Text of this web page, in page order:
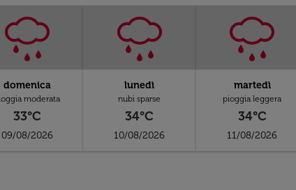
domenica
moderata
33°C
09/08/2026
lunedì
nubi sparse
34°C
10/08/2026
martedì
pioggia leggera
34°C
11/08/2026